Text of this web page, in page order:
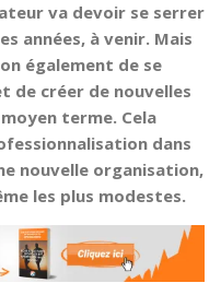
va devoir se serrer
années, à venir. Mais
également de se
de créer de nouvelles
terme. Cela
dans
nouvelle organisation,
les plus modestes.